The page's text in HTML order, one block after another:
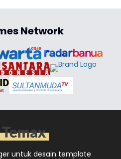
Network
untuk desain template